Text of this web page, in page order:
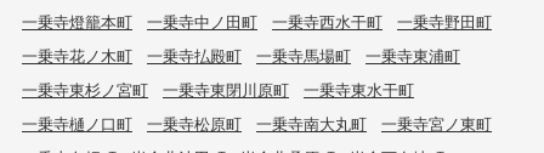
一乗寺燈籠本町
一乗寺中ノ田町 一乗寺西水干町
一乗寺野田町
一乗寺花ノ木町
一乗寺払殿町 一乗寺馬場町
一乗寺東浦町
一乗寺東杉ノ宮町
一乗寺東閉川原町
一乗寺東水干町
一乗寺樋ノ口町
一乗寺松原町 一乗寺南大丸町
一乗寺宮ノ東町